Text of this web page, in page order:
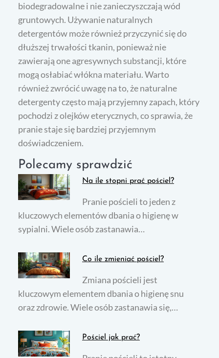
biodegradowalne i nie zanieczyszczają wód
gruntowych. Używanie naturalnych
detergentów może również przyczynić się do
dłuższej trwałości tkanin, ponieważ nie
zawierają one agresywnych substancji, które
mogą osłabiać włókna materiału. Warto
również zwrócić uwagę na to, że naturalne
detergenty często mają przyjemny zapach, który
pochodzi z olejków eterycznych, co sprawia, że
pranie staje się bardziej przyjemnym
doświadczeniem.
Polecamy sprawdzić
Na ile stopni prać pościel?
Pranie pościeli to jeden z
kluczowych elementów dbania o higienę w
sypialni. Wiele osób zastanawia…
Co ile zmieniać pościel?
Zmiana pościeli jest
kluczowym elementem dbania o higienę snu
oraz zdrowie. Wiele osób zastanawia się,…
Pościel jak prać?